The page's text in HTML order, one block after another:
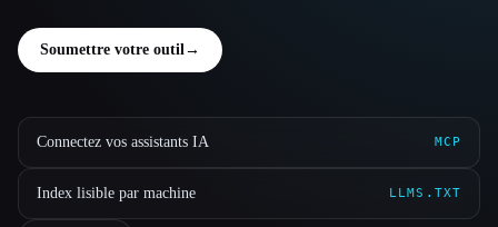
Soumettre votre outil→
Connectez vos assistants IA MCP
Index lisible par machine LLMS.TXT